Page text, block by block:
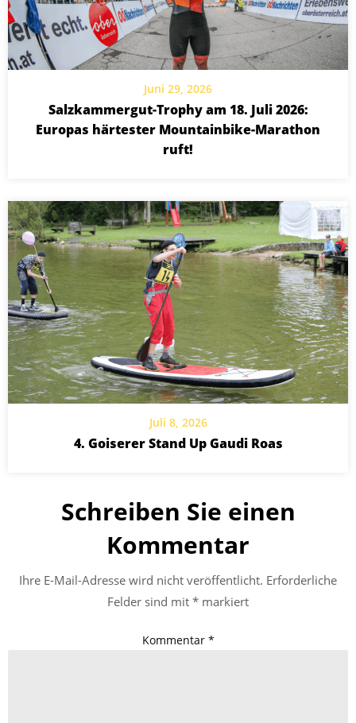
Juni 29, 2026
Salzkammergut-Trophy am 18. Juli 2026:
Europas härtester Mountainbike-Marathon
ruft!
Juli 8, 2026
4. Goiserer Stand Up Gaudi Roas
Schreiben Sie einen
Kommentar
Ihre E-Mail-Adresse wird nicht veröffentlicht. Erforderliche
Felder sind mit * markiert
Kommentar *